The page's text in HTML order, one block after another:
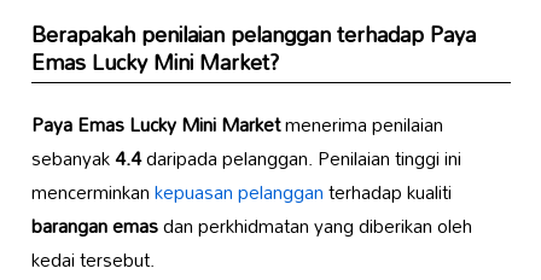
Berapakah penilaian pelanggan terhadapPaya
Emas Lucky Mini Market?
Paya Emas Lucky Mini Marketmenerima penilaian
sebanyak4.4daripada pelanggan. Penilaian tinggi ini
mencerminkankepuasan pelangganterhadap kualiti
barangan emasdan perkhidmatan yang diberikan oleh
kedai tersebut.